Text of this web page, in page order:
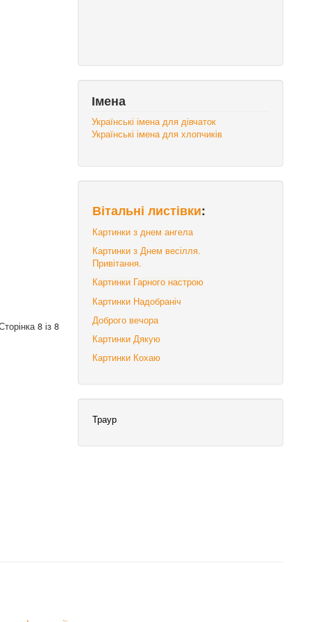
8 із 8
Імена
Українські імена для дівчаток
Українські імена для хлопчиків
Вітальні листівки:
Картинки з днем ангела
Картинки з Днем весілля.
Привітання.
Картинки Гарного настрою
Картинки Надобраніч
Доброго вечора
Картинки Дякую
Картинки Кохаю
Траур